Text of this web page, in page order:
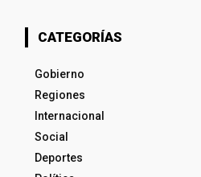
CATEGORÍAS
Gobierno
Regiones
Internacional
Social
Deportes